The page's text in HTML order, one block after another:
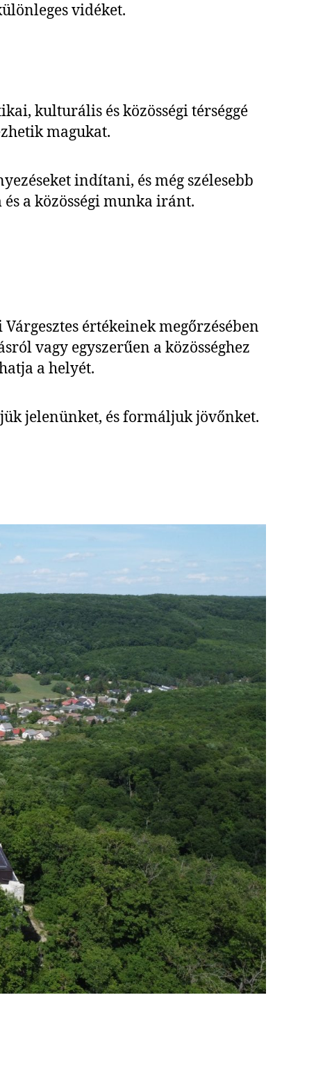
vidéket.
kulturális és közösségi térséggé
magukat.
indítani, és még szélesebb
a közösségi munka iránt.
értékeinek megőrzésében
vagy egyszerűen a közösséghez
a helyét.
jelenünket, és formáljuk jövőnket.